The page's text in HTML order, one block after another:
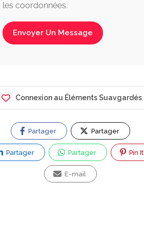
les coordonnées.
Envoyer Un Message
Connexion au Éléments Suavgardés
Partager Partager
Partager Partager Pin It
E-mail